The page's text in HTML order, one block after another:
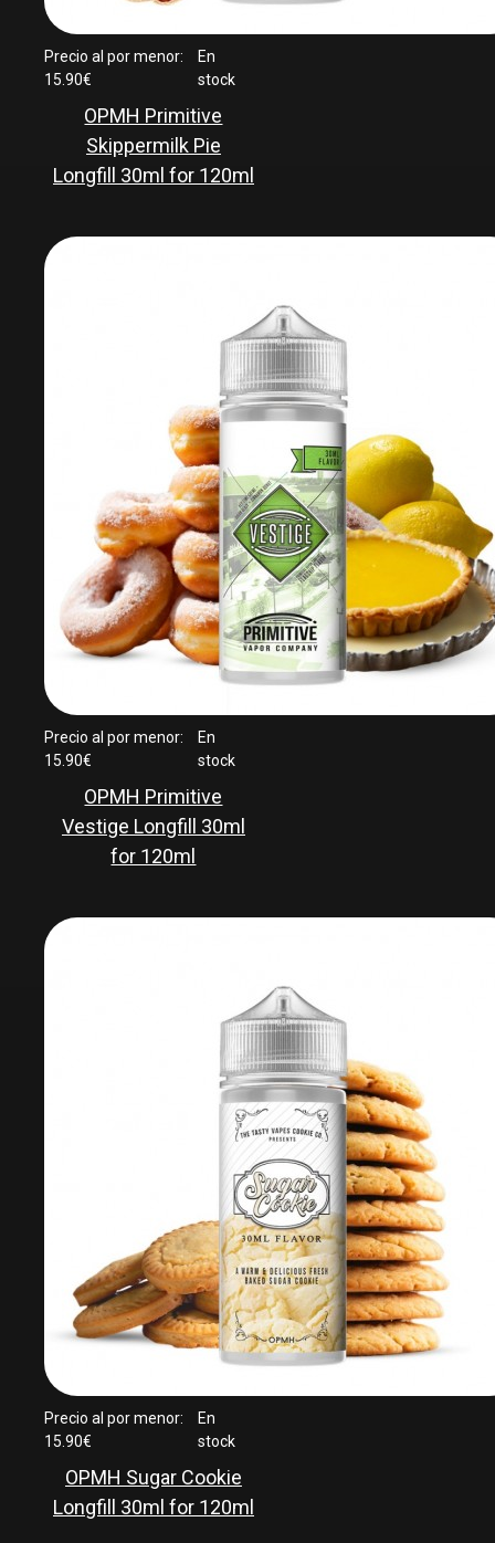
Precio al por menor:
15.90€
En
stock
OPMH Primitive
Skippermilk Pie
Longfill 30ml for 120ml
Precio al por menor:
15.90€
En
stock
OPMH Primitive
Vestige Longfill 30ml
for 120ml
Precio al por menor:
15.90€
En
stock
OPMH Sugar Cookie
Longfill 30ml for 120ml